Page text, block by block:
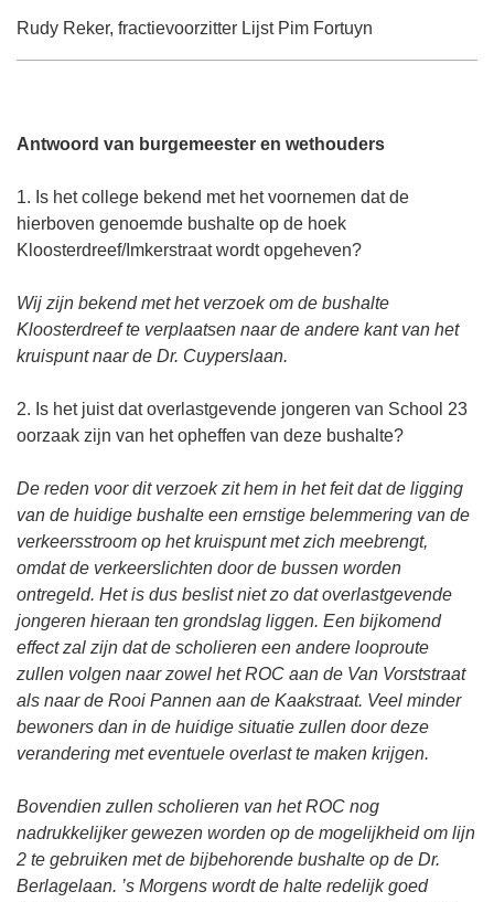
Rudy Reker, fractievoorzitter Lijst Pim Fortuyn
Antwoord van burgemeester en wethouders
1. Is het college bekend met het voornemen dat de
hierboven genoemde bushalte op de hoek
Kloosterdreef/Imkerstraat wordt opgeheven?
Wij zijn bekend met het verzoek om de bushalte
Kloosterdreef te verplaatsen naar de andere kant van het
kruispunt naar de Dr. Cuyperslaan.
2. Is het juist dat overlastgevende jongeren van School 23
oorzaak zijn van het opheffen van deze bushalte?
De reden voor dit verzoek zit hem in het feit dat de ligging
van de huidige bushalte een ernstige belemmering van de
verkeersstroom op het kruispunt met zich meebrengt,
omdat de verkeerslichten door de bussen worden
ontregeld. Het is dus beslist niet zo dat overlastgevende
jongeren hieraan ten grondslag liggen. Een bijkomend
effect zal zijn dat de scholieren een andere looproute
zullen volgen naar zowel het ROC aan de Van Vorststraat
als naar de Rooi Pannen aan de Kaakstraat. Veel minder
bewoners dan in de huidige situatie zullen door deze
verandering met eventuele overlast te maken krijgen.
Bovendien zullen scholieren van het ROC nog
nadrukkelijker gewezen worden op de mogelijkheid om lijn
2 te gebruiken met de bijbehorende bushalte op de Dr.
Berlagelaan. ’s Morgens wordt de halte redelijk goed